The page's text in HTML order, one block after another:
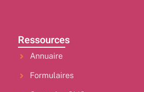
Ressources
Annuaire
Formulaires